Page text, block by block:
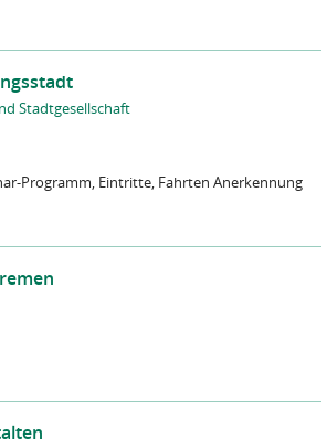
Stadtgesellschaft
Programm, Eintritte, Fahrten Anerkennung